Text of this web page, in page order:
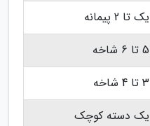
یک تا 2 پیمانه
5 تا 6 شاخه
3 تا 4 شاخه
یک دسته کوچک